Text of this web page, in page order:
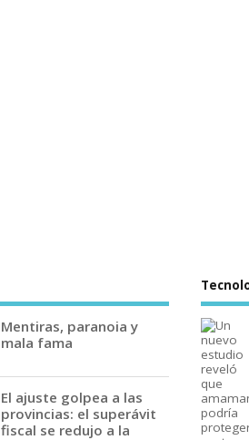
Mentiras, paranoia y
mala fama
El ajuste golpea a las
provincias: el superávit
fiscal se redujo a la